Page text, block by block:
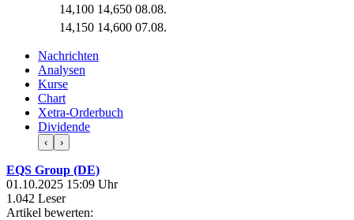
14,100 14,650 08.08.
14,150 14,600 07.08.
Nachrichten
Analysen
Kurse
Chart
Xetra-Orderbuch
Dividende
‹ ›
EQS Group (DE)
01.10.2025 15:09 Uhr
1.042 Leser
Artikel bewerten: